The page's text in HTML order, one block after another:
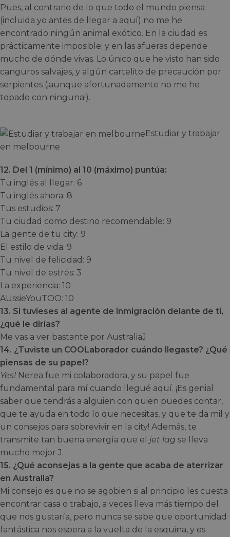
Pues, al contrario de lo que todo el mundo piensa
(incluida yo antes de llegar a aquí) no me he
encontrado ningún animal exótico. En la ciudad es
prácticamente imposible; y en las afueras depende
mucho de dónde vivas. Lo único que he visto han sido
canguros salvajes, y algún cartelito de precaución por
serpientes (¡aunque afortunadamente no me he
topado con ninguna!).
Estudiar y trabajar
en melbourne
12. Del 1 (mínimo) al 10 (máximo) puntúa:
Tu inglés al llegar: 6
Tu inglés ahora: 8
Tus estudios: 7
Tu ciudad como destino recomendable: 9
La gente de tu city: 9
El estilo de vida: 9
Tu nivel de felicidad: 9
Tu nivel de estrés: 3
La experiencia: 10
AUssieYouTOO: 10
13. Si tuvieses al agente de inmigración delante de ti,
¿qué le dirías?
Me vas a ver bastante por AustraliaJ
14. ¿Tuviste un COOLaborador cuándo llegaste? ¿Qué
piensas de su papel?
Yes! Nerea fue mi colaboradora, y su papel fue
fundamental para mí cuando llegué aquí. ¡Es genial
saber que tendrás a alguien con quien puedes contar,
que te ayuda en todo lo que necesitas, y que te da mil y
un consejos para sobrevivir en la city! Además, te
transmite tan buena energía que el jet lag se lleva
mucho mejor J
15. ¿Qué aconsejas a la gente que acaba de aterrizar
en Australia?
Mi consejo es que no se agobien si al principio les cuesta
encontrar casa o trabajo, a veces lleva más tiempo del
que nos gustaría, pero nunca se sabe que oportunidad
fantástica nos espera a la vuelta de la esquina, y es